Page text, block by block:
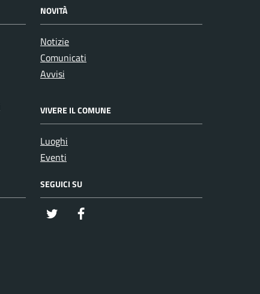
NOVITÀ
Notizie
Comunicati
Avvisi
VIVERE IL COMUNE
Luoghi
Eventi
SEGUICI SU
twitter